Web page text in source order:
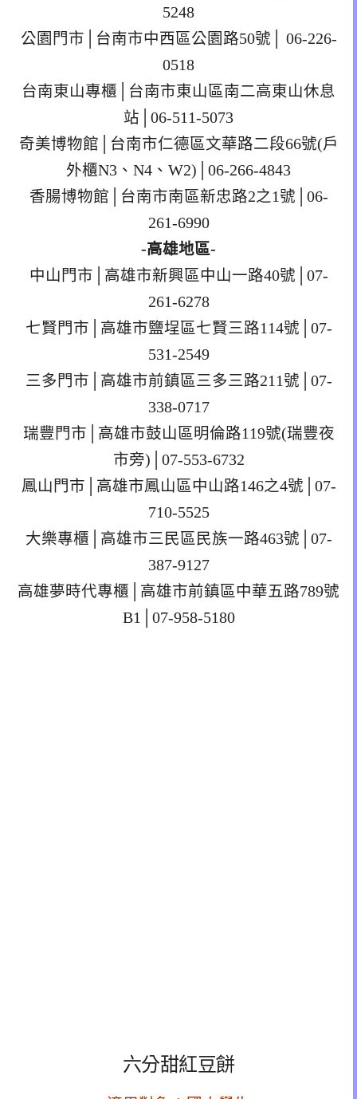
5248
公園門市│台南市中西區公園路50號│ 06-226-
0518
台南東山專櫃│台南市東山區南二高東山休息
站│06-511-5073
奇美博物館│台南市仁德區文華路二段66號(戶
外櫃N3、N4、W2)│06-266-4843
香腸博物館│台南市南區新忠路2之1號│06-
261-6990
-高雄地區-
中山門市│高雄市新興區中山一路40號│07-
261-6278
七賢門市│高雄市鹽埕區七賢三路114號│07-
531-2549
三多門市│高雄市前鎮區三多三路211號│07-
338-0717
瑞豐門市│高雄市鼓山區明倫路119號(瑞豐夜
市旁)│07-553-6732
鳳山門市│高雄市鳳山區中山路146之4號│07-
710-5525
大樂專櫃│高雄市三民區民族一路463號│07-
387-9127
高雄夢時代專櫃│高雄市前鎮區中華五路789號
B1│07-958-5180
六分甜紅豆餅